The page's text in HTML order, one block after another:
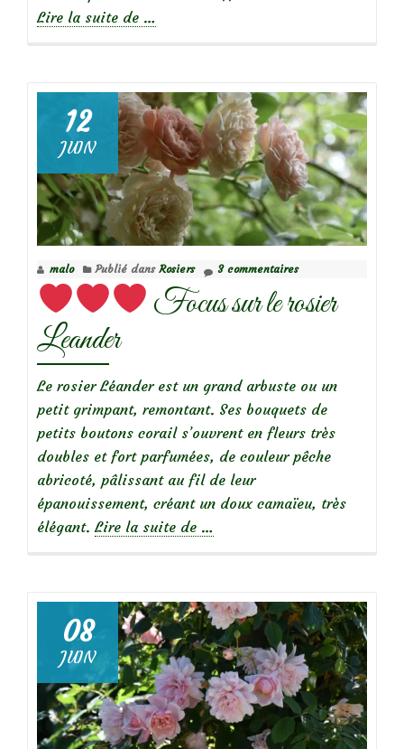
Lire la suite de
la
Jusquiame
…
12
JUIN
malo Publié dans Rosiers 3 commentaires
Focus sur le rosier
Leander
Le rosier Léander est un grand arbuste ou un
petit grimpant, remontant. Ses bouquets de
petits boutons corail s’ouvrent en fleurs très
doubles et fort parfumées, de couleur pêche
abricoté, pâlissant au fil de leur
épanouissement, créant un doux camaïeu, très
élégant. Lire la suite de
Focus
sur
le
rosier
…
08
JUIN